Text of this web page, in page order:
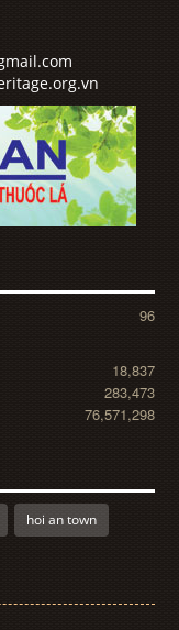
96
18,837
283,473
76,571,298
hoi an town